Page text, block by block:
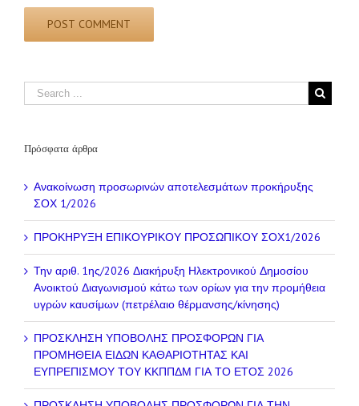
Πρόσφατα άρθρα
Ανακοίνωση προσωρινών αποτελεσμάτων προκήρυξης
ΣΟΧ 1/2026
ΠΡΟΚΗΡΥΞΗ ΕΠΙΚΟΥΡΙΚΟΥ ΠΡΟΣΩΠΙΚΟΥ ΣΟΧ1/2026
Την αριθ. 1ης/2026 Διακήρυξη Ηλεκτρονικού Δημοσίου
Ανοικτού Διαγωνισμού κάτω των ορίων για την προμήθεια
υγρών καυσίμων (πετρέλαιο θέρμανσης/κίνησης)
ΠΡΟΣΚΛΗΣΗ ΥΠΟΒΟΛΗΣ ΠΡΟΣΦΟΡΩΝ ΓΙΑ
ΠΡΟΜΗΘΕΙΑ ΕΙΔΩΝ ΚΑΘΑΡΙΟΤΗΤΑΣ ΚΑΙ
ΕΥΠΡΕΠΙΣΜΟΥ ΤΟΥ ΚΚΠΠΔΜ ΓΙΑ ΤΟ ΕΤΟΣ 2026